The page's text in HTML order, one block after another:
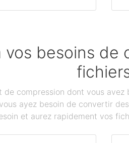
vos besoins
compression dont vous
ayez besoin de convertir
et aurez rapidement vos